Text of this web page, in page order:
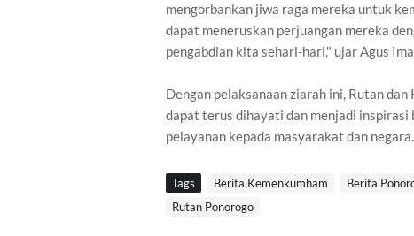
mengorbankan jiwa raga mereka untuk
dapat meneruskan perjuangan mereka
pengabdian kita sehari-hari," ujar Agus
Dengan pelaksanaan ziarah ini, Rutan
dapat terus dihayati dan menjadi inspirasi
pelayanan kepada masyarakat dan
Tags Berita Kemenkumham Berita
Rutan Ponorogo